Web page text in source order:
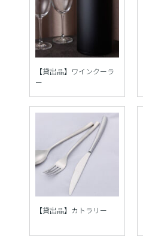
【貸出品】ワインクーラ
ー
【貸出品】カトラリー